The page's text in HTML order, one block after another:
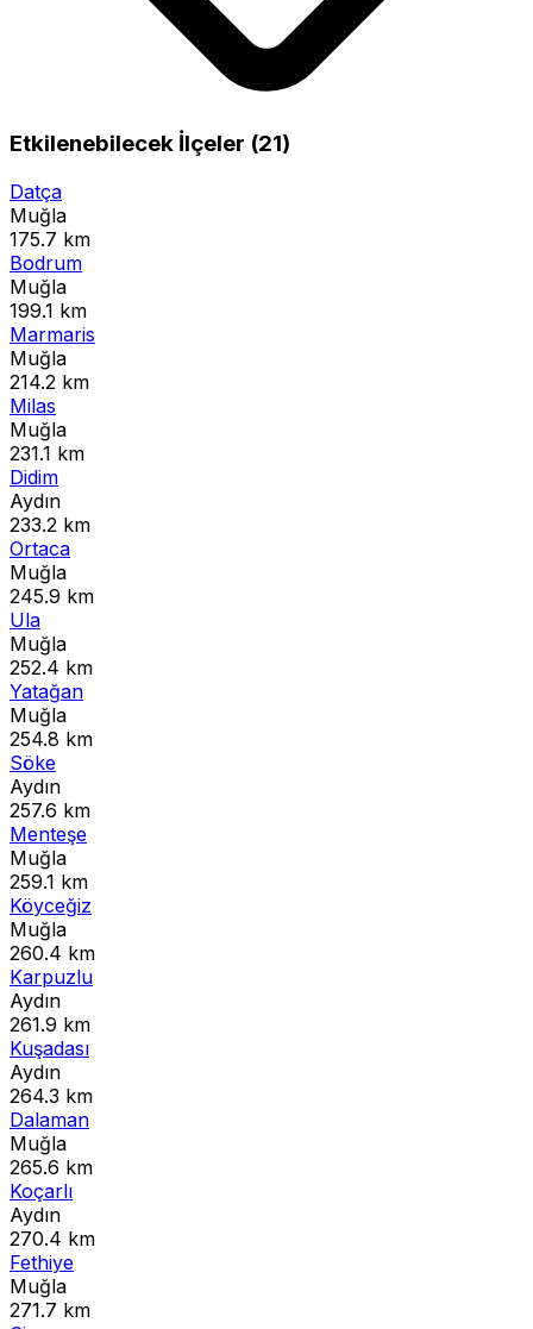
Etkilenebilecek İlçeler (21)
Datça
Muğla
175.7 km
Bodrum
Muğla
199.1 km
Marmaris
Muğla
214.2 km
Milas
Muğla
231.1 km
Didim
Aydın
233.2 km
Ortaca
Muğla
245.9 km
Ula
Muğla
252.4 km
Yatağan
Muğla
254.8 km
Söke
Aydın
257.6 km
Menteşe
Muğla
259.1 km
Köyceğiz
Muğla
260.4 km
Karpuzlu
Aydın
261.9 km
Kuşadası
Aydın
264.3 km
Dalaman
Muğla
265.6 km
Koçarlı
Aydın
270.4 km
Fethiye
Muğla
271.7 km